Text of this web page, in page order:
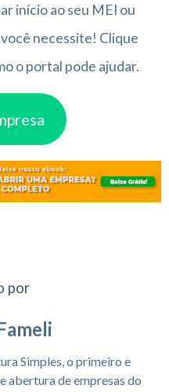
início ao seu MEI ou
necessite! Clique
o portal pode ajudar.
por
Simples, o primeiro e
abertura de empresas do